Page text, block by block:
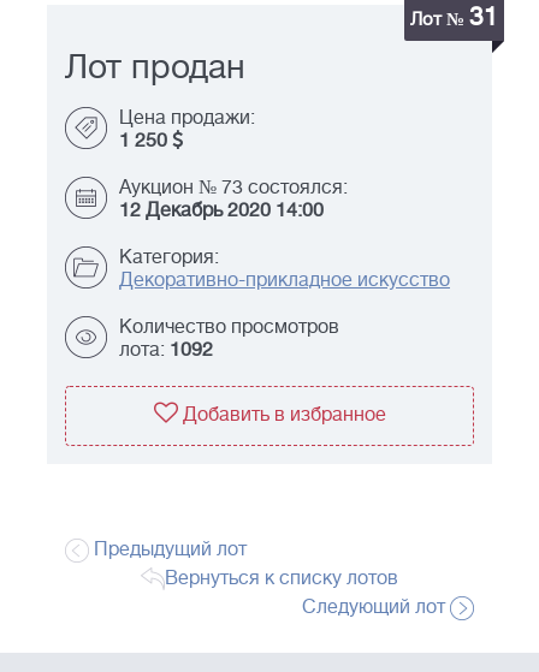
Лот № 31
Лот продан
Цена продажи:
1 250
Аукцион № 73 состоялся:
12 Декабрь 2020 14:00
Категория:
Декоративно-прикладное искусство
Количество просмотров
лота: 1092
Добавить в избранное
Предыдущий лот
Вернуться к списку лотов
Следующий лот